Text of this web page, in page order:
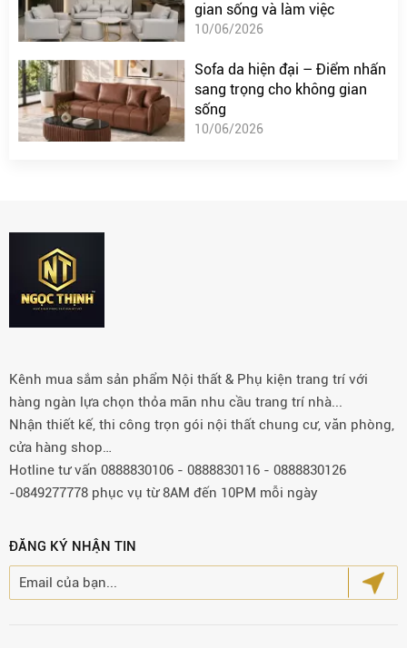
gian sống và làm việc
10/06/2026
Sofa da hiện đại – Điểm nhấn
sang trọng cho không gian
sống
10/06/2026
Kênh mua sắm sản phẩm Nội thất & Phụ kiện trang trí với
hàng ngàn lựa chọn thỏa mãn nhu cầu trang trí nhà...
Nhận thiết kế, thi công trọn gói nội thất chung cư, văn phòng,
cửa hàng shop…
Hotline tư vấn 0888830106 - 0888830116 - 0888830126
-0849277778 phục vụ từ 8AM đến 10PM mỗi ngày
ĐĂNG KÝ NHẬN TIN